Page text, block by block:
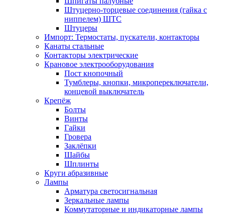
Штуцерно-торцевые соединения (гайка с
ниппелем) ШТС
Штуцеры
Импорт: Термостаты, пускатели, контакторы
Канаты стальные
Контакторы электрические
Крановое электрооборудования
Пост кнопочный
Тумблеры, кнопки, микропереключатели,
концевой выключатель
Крепёж
Болты
Винты
Гайки
Гровера
Заклёпки
Шайбы
Шплинты
Круги абразивные
Лампы
Арматура светосигнальная
Зеркальные лампы
Коммутаторные и индикаторные лампы